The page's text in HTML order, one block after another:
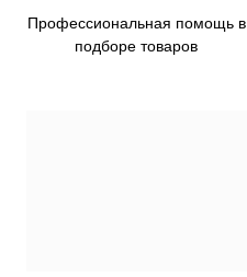
Профессиональная помощь в
подборе товаров